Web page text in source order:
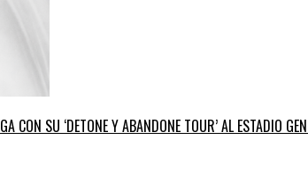
CON SU ‘DETONE Y ABANDONE TOUR’ AL ESTADIO